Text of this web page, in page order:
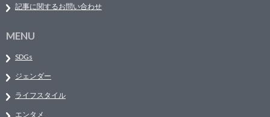
記事に関するお問い合わせ
MENU
SDGs
ジェンダー
ライフスタイル
エンタメ